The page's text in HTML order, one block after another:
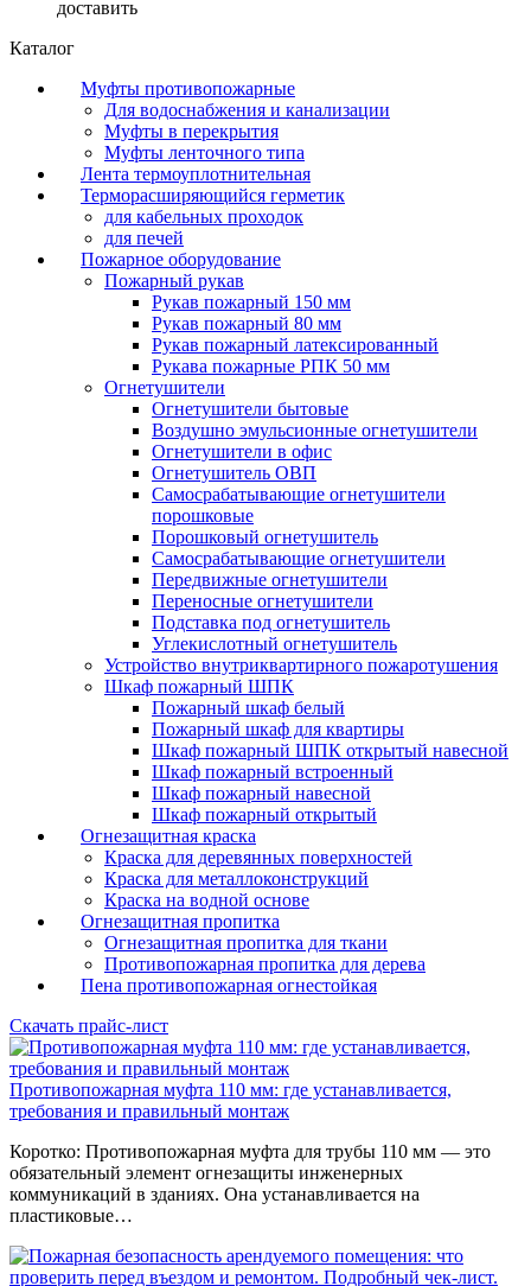
доставить
Каталог
Муфты противопожарные
Для водоснабжения и канализации
Муфты в перекрытия
Муфты ленточного типа
Лента термоуплотнительная
Терморасширяющийся герметик
для кабельных проходок
для печей
Пожарное оборудование
Пожарный рукав
Рукав пожарный 150 мм
Рукав пожарный 80 мм
Рукав пожарный латексированный
Рукава пожарные РПК 50 мм
Огнетушители
Огнетушители бытовые
Воздушно эмульсионные огнетушители
Огнетушители в офис
Огнетушитель ОВП
Самосрабатывающие огнетушители
порошковые
Порошковый огнетушитель
Самосрабатывающие огнетушители
Передвижные огнетушители
Переносные огнетушители
Подставка под огнетушитель
Углекислотный огнетушитель
Устройство внутриквартирного пожаротушения
Шкаф пожарный ШПК
Пожарный шкаф белый
Пожарный шкаф для квартиры
Шкаф пожарный ШПК открытый навесной
Шкаф пожарный встроенный
Шкаф пожарный навесной
Шкаф пожарный открытый
Огнезащитная краска
Краска для деревянных поверхностей
Краска для металлоконструкций
Краска на водной основе
Огнезащитная пропитка
Огнезащитная пропитка для ткани
Противопожарная пропитка для дерева
Пена противопожарная огнестойкая
Скачать прайс-лист
Противопожарная муфта 110 мм: где устанавливается,
требования и правильный монтаж
Коротко: Противопожарная муфта для трубы 110 мм — это
обязательный элемент огнезащиты инженерных
коммуникаций в зданиях. Она устанавливается на
пластиковые…